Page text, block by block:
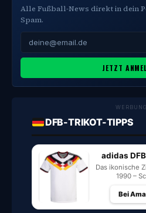
Alle Fußball-News direkt in dein
Spam.
JETZT
WERBUNG
DFB-TRIKOT-TIPPS
adidas
Das ikonische
1990 –
Bei